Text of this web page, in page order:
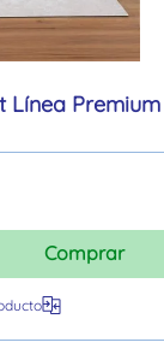
Línea Premium
Comprar